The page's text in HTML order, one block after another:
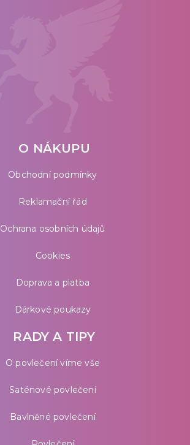
O NÁKUPU
Obchodní podmínky
Reklamační řád
Ochrana osobních údajů
Cookies
Doprava a platba
Dárkové poukazy
RADY A TIPY
O povlečení víme vše
Saténové povlečení
Bavlněné povlečení